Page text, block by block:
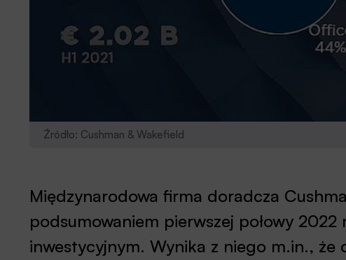
Źródło: Cushman & Wakefield
Międzynarodowa firma doradcza
podsumowaniem pierwszej połowy
inwestycyjnym. Wynika z niego m.in., że